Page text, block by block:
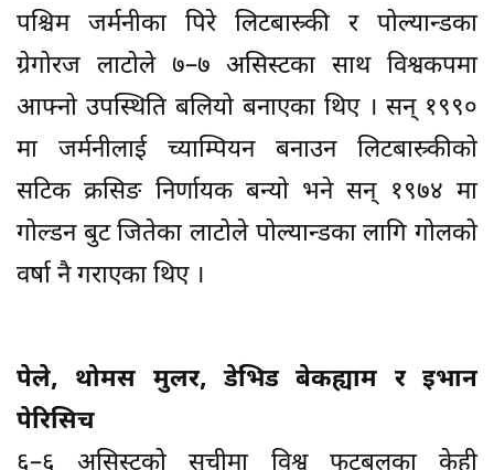
पश्चिम जर्मनीका पिरे लिटबास्र्की र पोल्यान्डका
ग्रेगोरज लाटोले ७–७ असिस्टका साथ विश्वकपमा
आफ्नो उपस्थिति बलियो बनाएका थिए । सन् १९९०
मा जर्मनीलाई च्याम्पियन बनाउन लिटबास्र्कीको
सटिक क्रसिङ निर्णायक बन्यो भने सन् १९७४ मा
गोल्डन बुट जितेका लाटोले पोल्यान्डका लागि गोलको
वर्षा नै गराएका थिए ।
पेले, थोमस मुलर, डेभिड बेकह्याम र इभान
पेरिसिच